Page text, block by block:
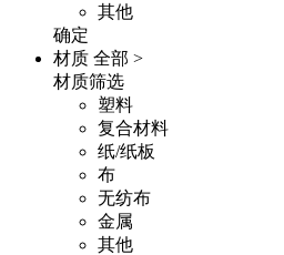
其他
确定
材质 全部 >
材质筛选
塑料
复合材料
纸/纸板
布
无纺布
金属
其他